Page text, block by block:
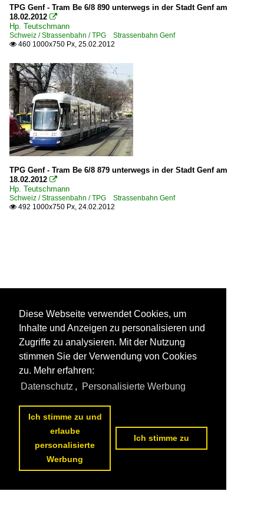
TPG Genf - Tram Be 6/8 890 unterwegs in der Stadt Genf am
18.02.2012 
Hp. Teutschmann
Schweiz / Strassenbahn / TPG Strassenbahn Genf
 460 1000x750 Px, 25.02.2012
TPG Genf - Tram Be 6/8 879 unterwegs in der Stadt Genf am
18.02.2012 
Hp. Teutschmann
Schweiz / Strassenbahn / TPG Strassenbahn Genf
 492 1000x750 Px, 24.02.2012
Diese Webseite verwendet Cookies, um
Inhalte und Anzeigen zu personalisieren und
Zugriffe zu analysieren. Mit der Nutzung
stimmen Sie der Verwendung von Cookies
zu. Mehr erfahren:
Datenschutz , Personalisierte Werbung
Ich stimme zu und
erlaube
personalisierte
Werbung
Ich stimme zu